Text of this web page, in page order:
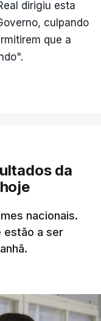
dirigiu esta
culpando
que a
da
nacionais.
estão a ser